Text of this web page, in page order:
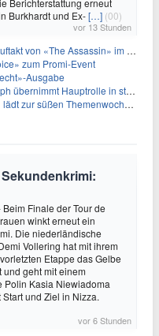
Berichterstattung erneut
Burkhardt und Ex-[…] (00)
vor 13 Stunden
von «The Assassin» im Fernsehen
zum Promi-Event
Ausgabe
Hauptrolle in starbesetzter schwarzer Komödie
zur süßen Themenwoche ein
Finale der Tour de
winkt erneut ein
Die niederländische
Vollering hat mit ihrem
Etappe das Gelbe
und geht mit einem
Polin Kasia Niewiadoma
und Ziel in Nizza.
vor 6 Stunden